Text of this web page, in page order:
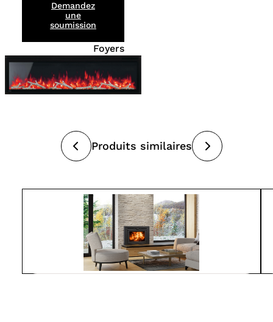
Foyers
Demandez
une
soumission
Produits similaires